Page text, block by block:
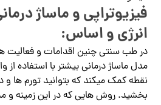
فیزیوتراپی و ماساژ
انرژی و اساس:
در طب سنتی چنین اقدامات و فعالیت
مدل ماساژ درمانی بیشتر با استفاده از
نقطه کمک میکند که بتوانید تورم ها و
بخشید. روش هایی که در این زمینه و